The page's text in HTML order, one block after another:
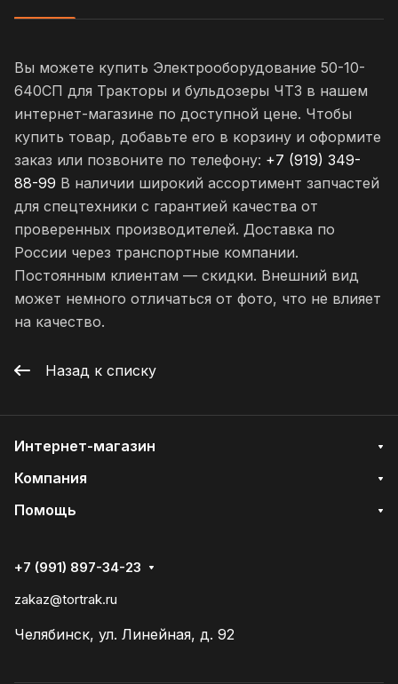
Вы можете купить Электрооборудование 50-10-
640СП для Тракторы и бульдозеры ЧТЗ в нашем
интернет-магазине по доступной цене. Чтобы
купить товар, добавьте его в корзину и оформите
заказ или позвоните по телефону: +7 (919) 349-
88-99 В наличии широкий ассортимент запчастей
для спецтехники с гарантией качества от
проверенных производителей. Доставка по
России через транспортные компании.
Постоянным клиентам — скидки. Внешний вид
может немного отличаться от фото, что не влияет
на качество.
Назад к списку
Интернет-магазин
Компания
Помощь
+7 (991) 897-34-23
zakaz@tortrak.ru
Челябинск, ул. Линейная, д. 92